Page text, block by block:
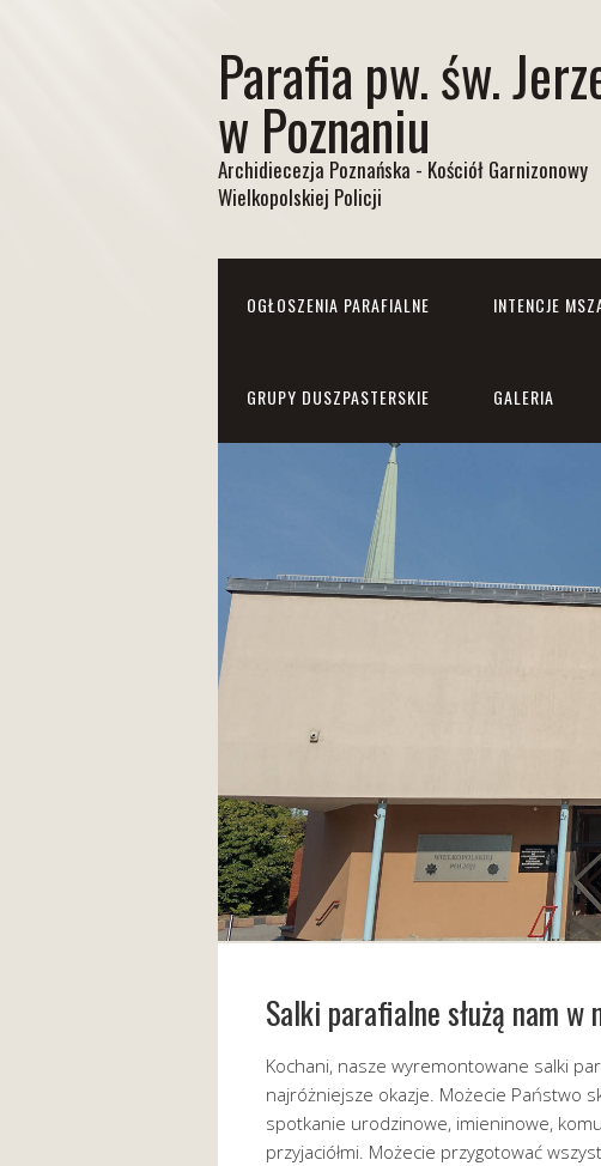
Parafia pw. św.
w Poznaniu
Archidiecezja Poznańska - Kościół Garnizonowy
Wielkopolskiej Policji
OGŁOSZENIA PARAFIALNE INTENCJE
GRUPY DUSZPASTERSKIE GALERIA
Salki parafialne służą nam
Kochani, nasze wyremontowane salki
najróżniejsze okazje. Możecie Państwo
spotkanie urodzinowe, imieninowe,
przyjaciółmi. Możecie przygotować